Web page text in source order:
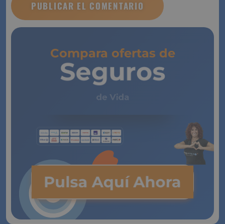
Compara ofertas de
Seguros
de Vida
Pulsa Aquí Ahora